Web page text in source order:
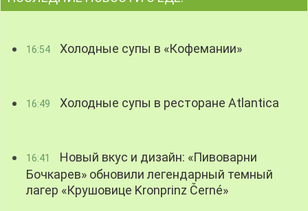
16:54 Холодные супы в «Кофемании»
16:49 Холодные супы в ресторане Atlantica
16:41
Новый вкус и дизайн: «Пивоварни
Бочкарев» обновили легендарный темный
лагер «Крушовице Kronprinz Černé»